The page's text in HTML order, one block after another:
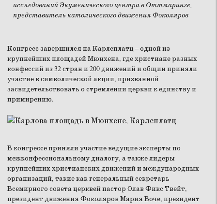
исследований Экуменического центра в Оттмаринге,
представитель католического движения Фоколяров
Конгресс завершился на Карлсплатц – одной из
крупнейших площадей Мюнхена, где христиане разных
конфессий из 32 стран и 200 движений и общин приняли
участие в символической акции, призванной
засвидетельствовать о стремлении церкви к единству и
примирению.
В конгрессе приняли участие ведущие эксперты по
межконфессиональному диалогу, а также лидеры
крупнейших христианских движений и международных
организаций, такие как генеральный секретарь
Всемирного совета церквей пастор Олав Фикс Твейт,
президент движения Фоколяров Мария Воче, президент